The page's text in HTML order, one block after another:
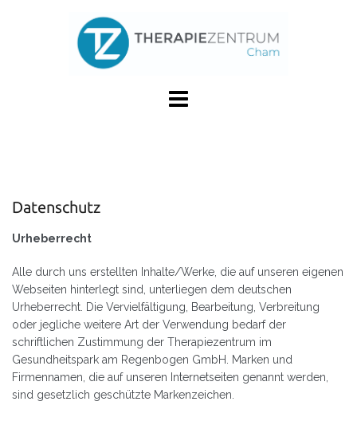
Datenschutz
Urheberrecht
Alle durch uns erstellten Inhalte/Werke, die auf unseren eigenen
Webseiten hinterlegt sind, unterliegen dem deutschen
Urheberrecht. Die Vervielfältigung, Bearbeitung, Verbreitung
oder jegliche weitere Art der Verwendung bedarf der
schriftlichen Zustimmung der Therapiezentrum im
Gesundheitspark am Regenbogen GmbH. Marken und
Firmennamen, die auf unseren Internetseiten genannt werden,
sind gesetzlich geschützte Markenzeichen.